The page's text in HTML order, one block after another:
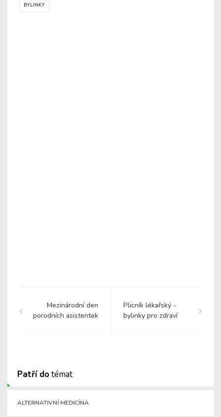
BYLINKY
Mezinárodní den
porodních asistentek
Plicník lékařský -
bylinky pro zdraví
Patří dotémat
ALTERNATIVNÍ MEDICÍNA